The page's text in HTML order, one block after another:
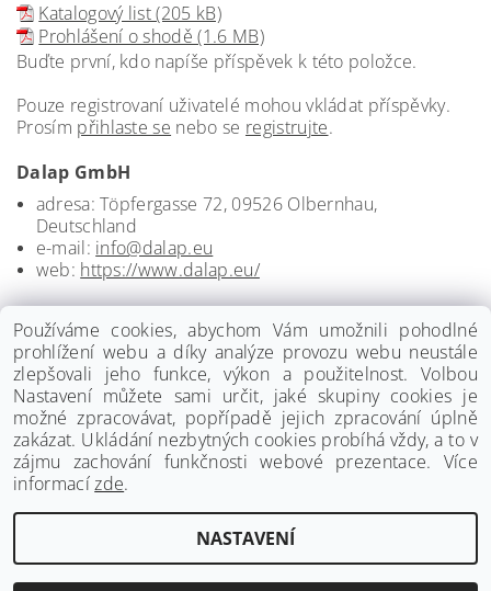
Katalogový list (205 kB)
Prohlášení o shodě (1.6 MB)
Buďte první, kdo napíše příspěvek k této položce.
Pouze registrovaní uživatelé mohou vkládat příspěvky.
Prosím přihlaste se nebo se registrujte.
Dalap GmbH
adresa: Töpfergasse 72, 09526 Olbernhau,
Deutschland
e-mail: info@dalap.eu
web: https://www.dalap.eu/
www.palmat.cz
2026 ©Palmat.cz, všechna práva vyhrazenaUpravit nastavení cookies
Používáme cookies, abychom Vám umožnili pohodlné
prohlížení webu a díky analýze provozu webu neustále
zlepšovali jeho funkce, výkon a použitelnost. Volbou
Nastavení můžete sami určit, jaké skupiny cookies je
možné zpracovávat, popřípadě jejich zpracování úplně
zakázat. Ukládání nezbytných cookies probíhá vždy, a to v
zájmu zachování funkčnosti webové prezentace. Více
informacízde.
NASTAVENÍ